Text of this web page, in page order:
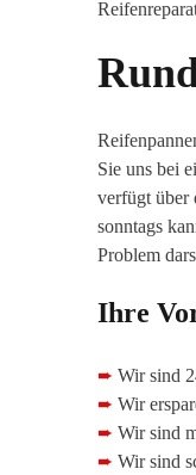
Sie uns bei
verfügt über
sonntags
Problem
Ihre
➨ Wir sind
➨ Wir
➨ Wir sind
➨ Wir sind